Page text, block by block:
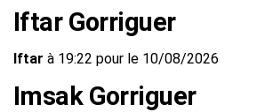
Iftar Gorriguer
Iftar à 19:22 pour le 10/08/2026
Imsak Gorriguer